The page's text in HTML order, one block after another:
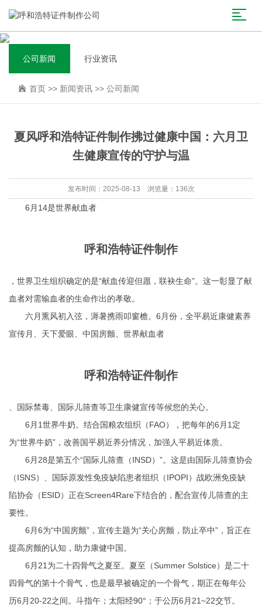
公司新闻 行业资讯
首页 >> 新闻资讯 >> 公司新闻
夏风呼和浩特证件制作拂过健康中国：六月卫
生健康宣传的守护与温
发布时间：2025-08-13 浏览量：136次
6月14是世界献血者
呼和浩特证件制作
，世界卫生组织确定的是“献血传迎但愿，联袂生命”。这一彰显了献
血者对需输血者的生命作出的孝敬。
六月熏风初入弦，溽暑携雨叩窗檐。6月份，全平易近康健素养
宣传月、天下爱眼、中国房颤、世界献血者
呼和浩特证件制作
、国际禁毒、国际儿筛查等卫生康健宣传等候您的关心。
6月1世界牛奶。结合国粮农组织（FAO），把每年的6月1定
为“世界牛奶”，改善国平易近养分情况，加强人平易近体质。
6月28是第五个“国际儿筛查（INSD）”。这是由国际儿筛查协会
（ISNS）、国际原发性免疫缺陷患者组织（IPOPI）战欧洲免疫缺
陷协会（ESID）正在Screen4Rare下结合的，配合宣传儿筛查的主
要性。
6月6为“中国房颤”，宣传主题为“关心房颤，防止卒中”，旨正在
提高房颤的认知，助力康健中国。
6月21为二十四骨气之夏至。夏至（Summer Solstice）是二十
四骨气的第十个骨气，也是最早被确定的一个骨气，期正在每年公
历6月20-22之间。斗指午；太阳经90°；于公历6月21~22交节。